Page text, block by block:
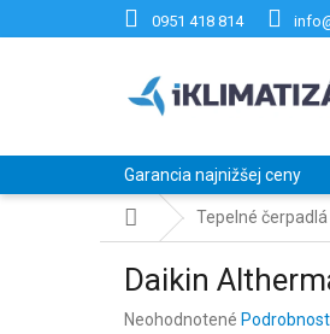
0951 418 814
Garancia najnižšej ceny
DomovTepelné čerpadlá
Daikin
Priemerné
Neohodnotené